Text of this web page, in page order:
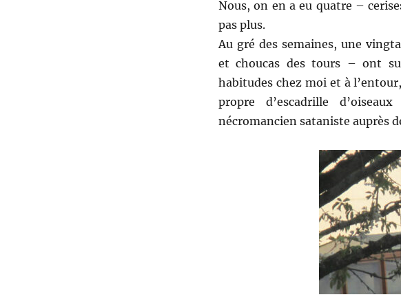
Nous, on en a eu quatre –
pas plus.
Au gré des semaines, une
et choucas des tours – ont
habitudes chez moi et à
propre d’escadrille
nécromancien sataniste auprès